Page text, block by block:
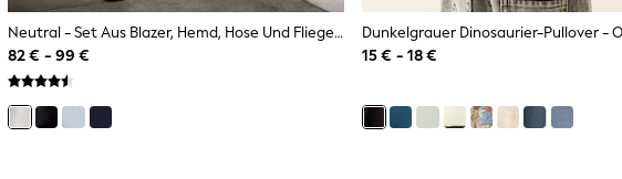
Neutral - Set Aus Blazer, Hemd, Hose Und Fliege (3M.–12J.)
82 € - 99 €
15 € - 18 €